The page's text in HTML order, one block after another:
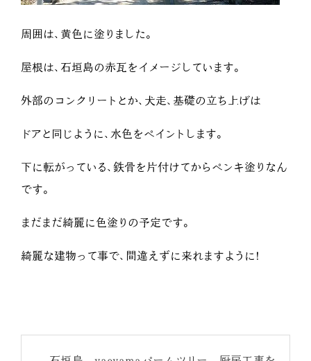
周囲は、黄色に塗りました。
屋根は、石垣島の赤瓦をイメージしています。
外部のコンクリートとか、犬走、基礎の立ち上げは
ドアと同じように、水色をペイントします。
下に転がっている、鉄骨を片付けてからペンキ塗りなん
です。
まだまだ綺麗に色塗りの予定です。
綺麗な建物って事で、間違えずに来れますように!